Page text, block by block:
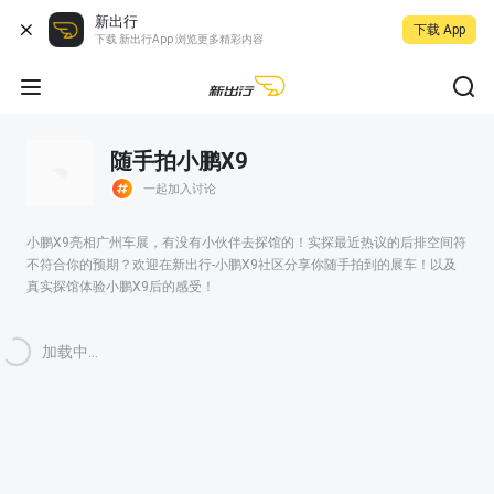
新出行
下载 新出行App 浏览更多精彩内容
下载 App
随手拍小鹏X9
一起加入讨论
小鹏X9亮相广州车展，有没有小伙伴去探馆的！实探最近热议的后排空间符
不符合你的预期？欢迎在新出行-小鹏X9社区分享你随手拍到的展车！以及
真实探馆体验小鹏X9后的感受！
加载中...